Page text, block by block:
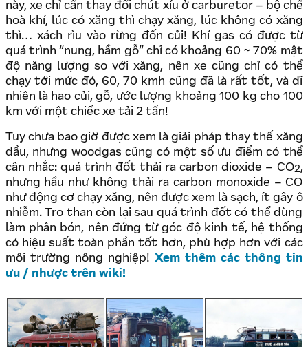
này, xe chỉ cần thay đổi chút xíu ở carburetor – bộ chế
hoà khí, lúc có xăng thì chạy xăng, lúc không có xăng
thì… xách rìu vào rừng đốn củi! Khí gas có được từ
quá trình “nung, hầm gỗ” chỉ có khoảng 60 ~ 70% mật
độ năng lượng so với xăng, nên xe cũng chỉ có thể
chạy tới mức đó, 60, 70 kmh cũng đã là rất tốt, và dĩ
nhiên là hao củi, gỗ, ước lượng khoảng 100 kg cho 100
km với một chiếc xe tải 2 tấn!
Tuy chưa bao giờ được xem là giải pháp thay thế xăng
dầu, nhưng woodgas cũng có một số ưu điểm có thể
cân nhắc: quá trình đốt thải ra carbon dioxide – CO2,
nhưng hầu như không thải ra carbon monoxide – CO
như động cơ chạy xăng, nên được xem là sạch, ít gây ô
nhiễm. Tro than còn lại sau quá trình đốt có thể dùng
làm phân bón, nên đứng từ góc độ kinh tế, hệ thống
có hiệu suất toàn phần tốt hơn, phù hợp hơn với các
môi trường nông nghiệp! Xem thêm các thông tin
ưu / nhược trên wiki!